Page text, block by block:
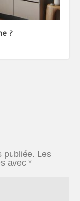
?
publiée. Les
avec*